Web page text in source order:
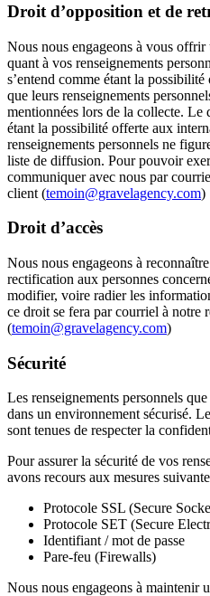
Droit d’opposition et de
Nous nous engageons à vous
quant à vos renseignements
s’entend comme étant la
que leurs renseignements
mentionnées lors de la collecte. Le
étant la possibilité offerte aux
renseignements personnels ne
liste de diffusion. Pour pouvoir
communiquer avec nous par
client (temoin@gravelagency.com)
Droit d’accès
Nous nous engageons à
rectification aux personnes
modifier, voire radier les
ce droit se fera par courriel à notre
(temoin@gravelagency.com)
Sécurité
Les renseignements personnels
dans un environnement sécurisé.
sont tenues de respecter la
Pour assurer la sécurité de vos
avons recours aux mesures
Protocole SSL (Secure
Protocole SET (Secure
Identifiant / mot de passe
Pare-feu (Firewalls)
Nous nous engageons à maintenir